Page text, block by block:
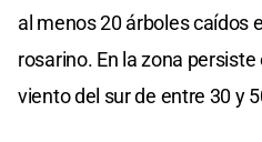
al menos 20 árboles caídos
rosarino. En la zona
viento del sur de entre 30 y